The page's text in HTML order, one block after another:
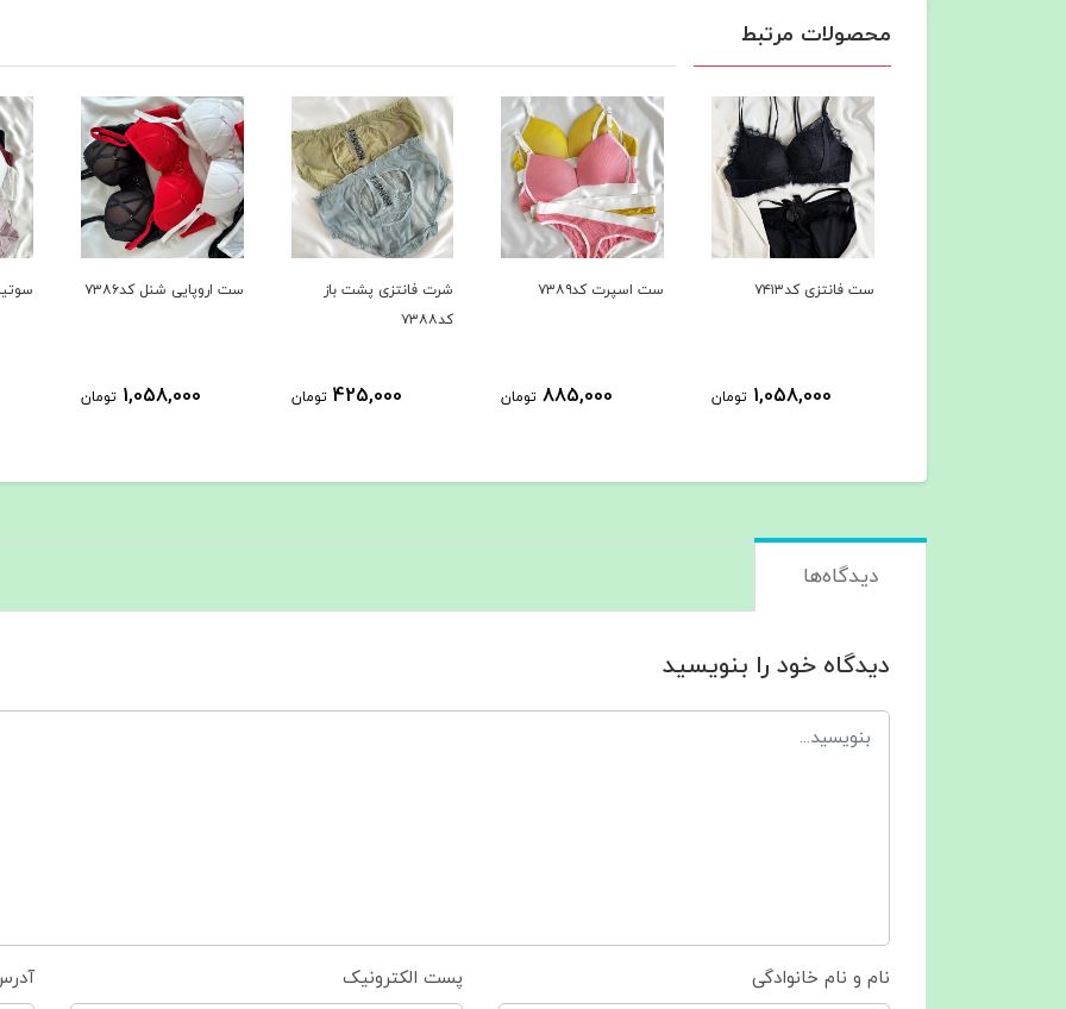
محصولات مرتبط
ست اسپرت کد۷۳۸۹
885,000 تومان
شرت فانتزی پشت باز
425,000 تومان
ست اروپایی شنل کد۷۳۸۶
1,058,000 تومان
سوتین کد۷۳۸۲
588,000 تومان
ست
دیدگاه‌ها
دیدگاه خود را بنویسید
نام و نام خانوادگی پست الکترونیک